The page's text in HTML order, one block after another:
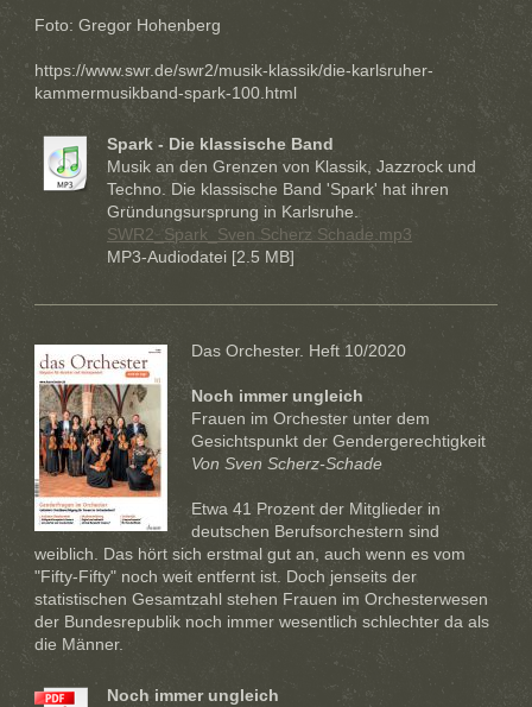
Foto: Gregor Hohenberg
https://www.swr.de/swr2/musik-klassik/die-karlsruher-
kammermusikband-spark-100.html
Spark - Die klassische Band
Musik an den Grenzen von Klassik, Jazzrock und
Techno. Die klassische Band 'Spark' hat ihren
Gründungsursprung in Karlsruhe.
SWR2_Spark_Sven Scherz Schade.mp3
MP3-Audiodatei [2.5 MB]
Das Orchester. Heft 10/2020
Noch immer ungleich
Frauen im Orchester unter dem
Gesichtspunkt der Gendergerechtigkeit
Von Sven Scherz-Schade
Etwa 41 Prozent der Mitglieder in
deutschen Berufsorchestern sind
weiblich. Das hört sich erstmal gut an, auch wenn es vom
"Fifty-Fifty" noch weit entfernt ist. Doch jenseits der
statistischen Gesamtzahl stehen Frauen im Orchesterwesen
der Bundesrepublik noch immer wesentlich schlechter da als
die Männer.
Noch immer ungleich